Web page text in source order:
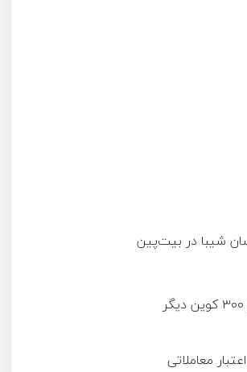
شیبا در بیت‌پین
معاملاتی